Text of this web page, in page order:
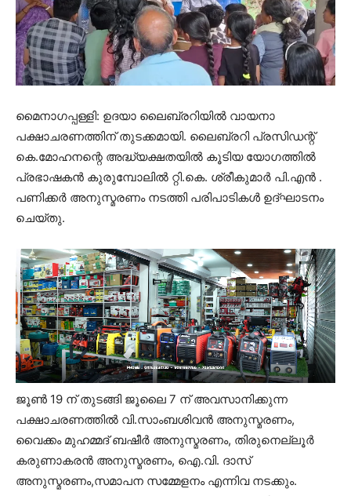
മൈനാഗപ്പള്ളി: ഉദയാ ലൈബ്രറിയിൽ വായനാ
പക്ഷാചരണത്തിന് തുടക്കമായി. ലൈബ്രറി പ്രസിഡന്റ്
കെ.മോഹനന്റെ അദ്ധ്യക്ഷതയിൽ കൂടിയ യോഗത്തിൽ
പ്രഭാഷകൻ കുരുമ്പോലിൽ റ്റി.കെ. ശ്രീകുമാർ പി.എൻ .
പണിക്കർ അനുസ്മരണം നടത്തി പരിപാടികൾ ഉദ്ഘാടനം
ചെയ്തു.
ജൂൺ 19 ന് തുടങ്ങി ജൂലൈ 7 ന് അവസാനിക്കുന്ന
പക്ഷാചരണത്തിൽ വി.സാംബശിവൻ അനുസ്മരണം,
വൈക്കം മുഹമ്മദ് ബഷീർ അനുസ്മരണം, തിരുനെല്ലൂർ
കരുണാകരൻ അനുസ്മരണം, ഐ.വി. ദാസ്
അനുസ്മരണം,സമാപന സമ്മേളനം എന്നിവ നടക്കും.